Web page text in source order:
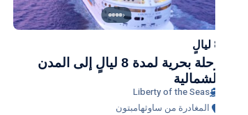
›
8 ليالٍ
رحلة بحرية لمدة 8 ليالٍ إلى المدن
الشمالية
Liberty of the Seas
المغادرة من ساوثهامبتون